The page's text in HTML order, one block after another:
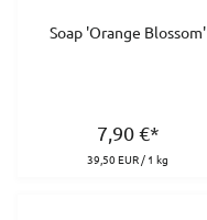
Soap 'Orange Blossom'
7,90€*
39,50 EUR / 1 kg